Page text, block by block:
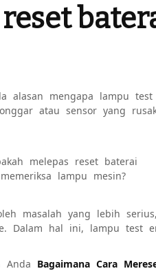
alasan mengapa lampu
atau sensor yang
melepas reset baterai
memeriksa lampu mesin?
masalah yang lebih
Dalam hal ini, lampu test
Anda Bagaimana Cara